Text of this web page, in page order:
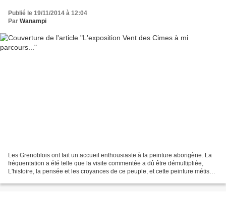
Publié le 19/11/2014 à 12:04
Par Wanampi
Les Grenoblois ont fait un accueil enthousiaste à la peinture aborigène. La
fréquentation a été telle que la visite commentée a dû être démultipliée,
L'histoire, la pensée et les croyances de ce peuple, et cette peinture métisse